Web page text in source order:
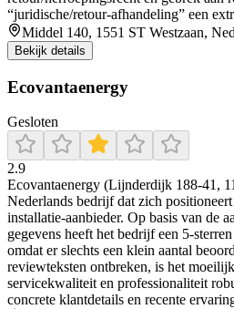
“juridische/retour-afhandeling” een
Middel 140, 1551 ST Westzaan,
Bekijk details
Ecovantaenergy
Gesloten
2.9
Ecovantaenergy (Lijnderdijk 188-41,
Nederlands bedrijf dat zich
installatie-aanbieder. Op basis van de
gegevens heeft het bedrijf een 5-
omdat er slechts een klein aantal
reviewteksten ontbreken, is het
servicekwaliteit en professionaliteit
concrete klantdetails en recente